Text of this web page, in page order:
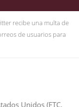
recibe una multa de
de usuarios para
Unidos (FTC,